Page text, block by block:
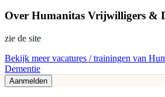
Over Humanitas Vrijwilligers &
zie de site
Bekijk meer vacatures / trainingen van
Dementie
Aanmelden